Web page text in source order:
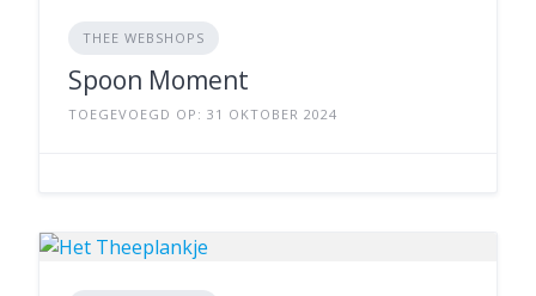
THEE WEBSHOPS
Spoon Moment
TOEGEVOEGD OP: 31 OKTOBER 2024